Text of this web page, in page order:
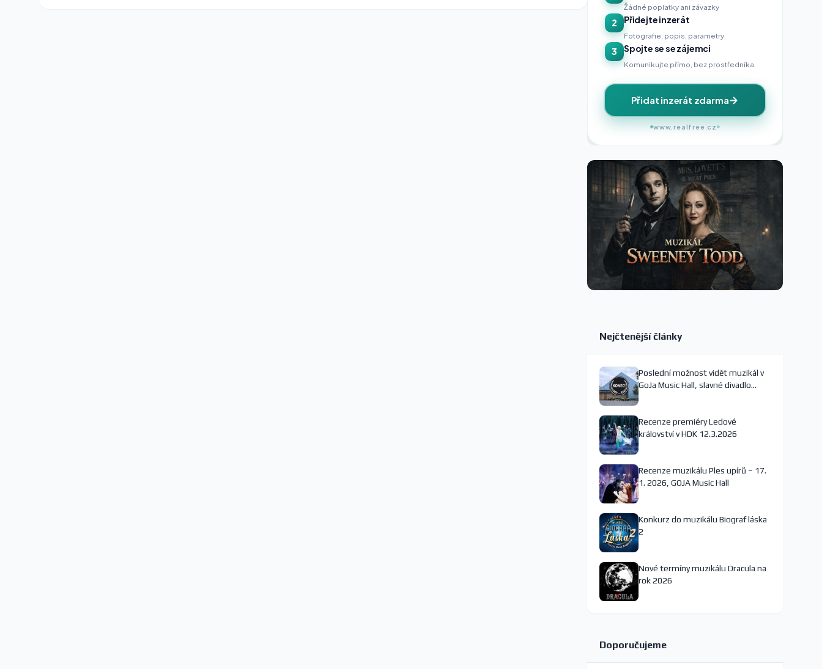
Žádné poplatky ani závazky
2 Přidejte inzerát
Fotografie, popis, parametry
3 Spojte se se zájemci
Komunikujte přímo, bez prostředníka
Přidat inzerát zdarma
www.realfree.cz
Nejčtenější články
Poslední možnost vidět muzikál v
GoJa Music Hall, slavné divadlo
Recenze premiéry Ledové
království v HDK 12.3.2026
Recenze muzikálu Ples upírů – 17.
1. 2026, GOJA Music Hall
Konkurz do muzikálu Biograf láska
2
Nové termíny muzikálu Dracula na
rok 2026
Doporučujeme